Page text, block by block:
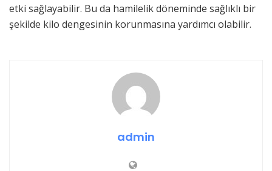
etki sağlayabilir. Bu da hamilelik döneminde sağlıklı bir
şekilde kilo dengesinin korunmasına yardımcı olabilir.
admin